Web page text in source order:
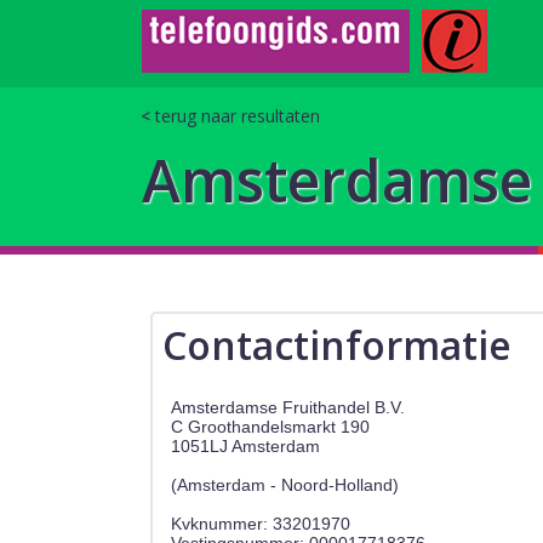
terug naar resultaten
Contactinformatie
Amsterdamse Fruithandel B.V.
C Groothandelsmarkt 190
1051LJ Amsterdam
(Amsterdam - Noord-Holland)
Kvknummer: 33201970